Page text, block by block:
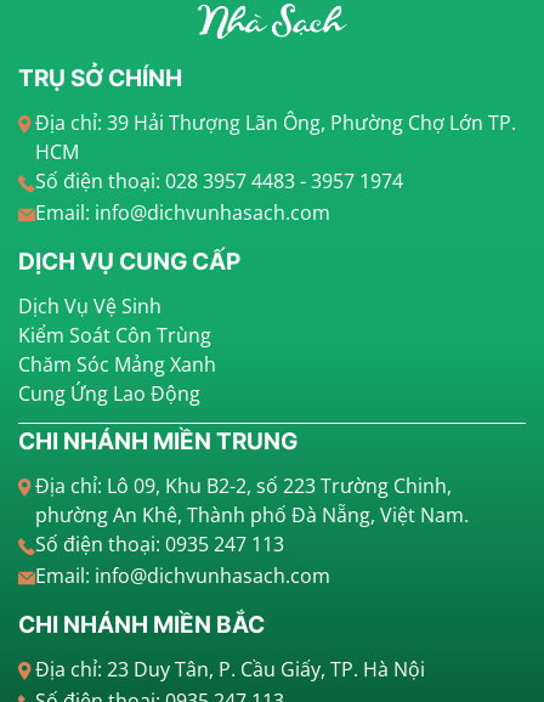
TRỤ SỞ CHÍNH
Địa chỉ: 39 Hải Thượng Lãn Ông, Phường Chợ Lớn TP.
HCM
Số điện thoại: 028 3957 4483 - 3957 1974
Email: info@dichvunhasach.com
DỊCH VỤ CUNG CẤP
Dịch Vụ Vệ Sinh
Kiểm Soát Côn Trùng
Chăm Sóc Mảng Xanh
Cung Ứng Lao Động
CHI NHÁNH MIỀN TRUNG
Địa chỉ: Lô 09, Khu B2-2, số 223 Trường Chinh,
phường An Khê, Thành phố Đà Nẵng, Việt Nam.
Số điện thoại: 0935 247 113
Email: info@dichvunhasach.com
CHI NHÁNH MIỀN BẮC
Địa chỉ: 23 Duy Tân, P. Cầu Giấy, TP. Hà Nội